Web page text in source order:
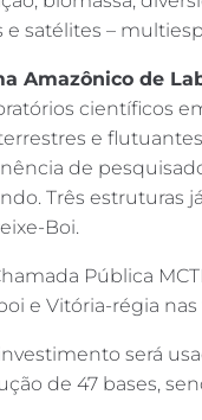
e satélites –
Amazônico de
científicos
e
de
Três estruturas
Boi.
Pública
e Vitória-régia
será
de 47 bases,